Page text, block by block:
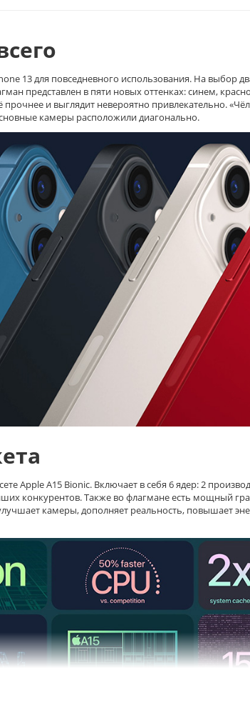
13 для повседневного использования. На выбор
представлен в пяти новых оттенках: синем,
прочнее и выглядит невероятно привлекательно.
камеры расположили диагонально.
Apple A15 Bionic. Включает в себя 6 ядер: 2
конкурентов. Также во флагмане есть мощный
камеры, дополняет реальность, повышает